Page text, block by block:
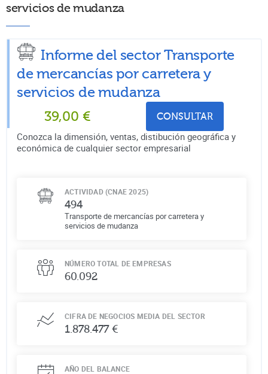
servicios de mudanza
Informe del sector Transporte
de mercancías por carretera y
servicios de mudanza
39,00 € CONSULTAR
Conozca la dimensión, ventas, distibución geográfica y
económica de cualquier sector empresarial
ACTIVIDAD (CNAE 2025)
494
Transporte de mercancías por carretera y
servicios de mudanza
NÚMERO TOTAL DE EMPRESAS
60.092
CIFRA DE NEGOCIOS MEDIA DEL SECTOR
1.878.477 €
AÑO DEL BALANCE